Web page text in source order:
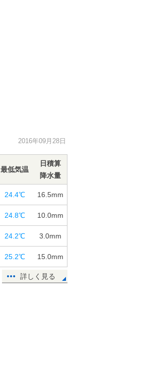
2016年09月28日
最低気温
日積算
降水量
24.4℃ 16.5mm
24.8℃ 10.0mm
24.2℃ 3.0mm
25.2℃ 15.0mm
詳しく見る